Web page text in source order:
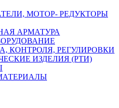
МОТОР- РЕДУКТОРЫ
АРМАТУРА
КОНТРОЛЯ, РЕГУЛИРОВКИ
ИЗДЕЛИЯ (РТИ)